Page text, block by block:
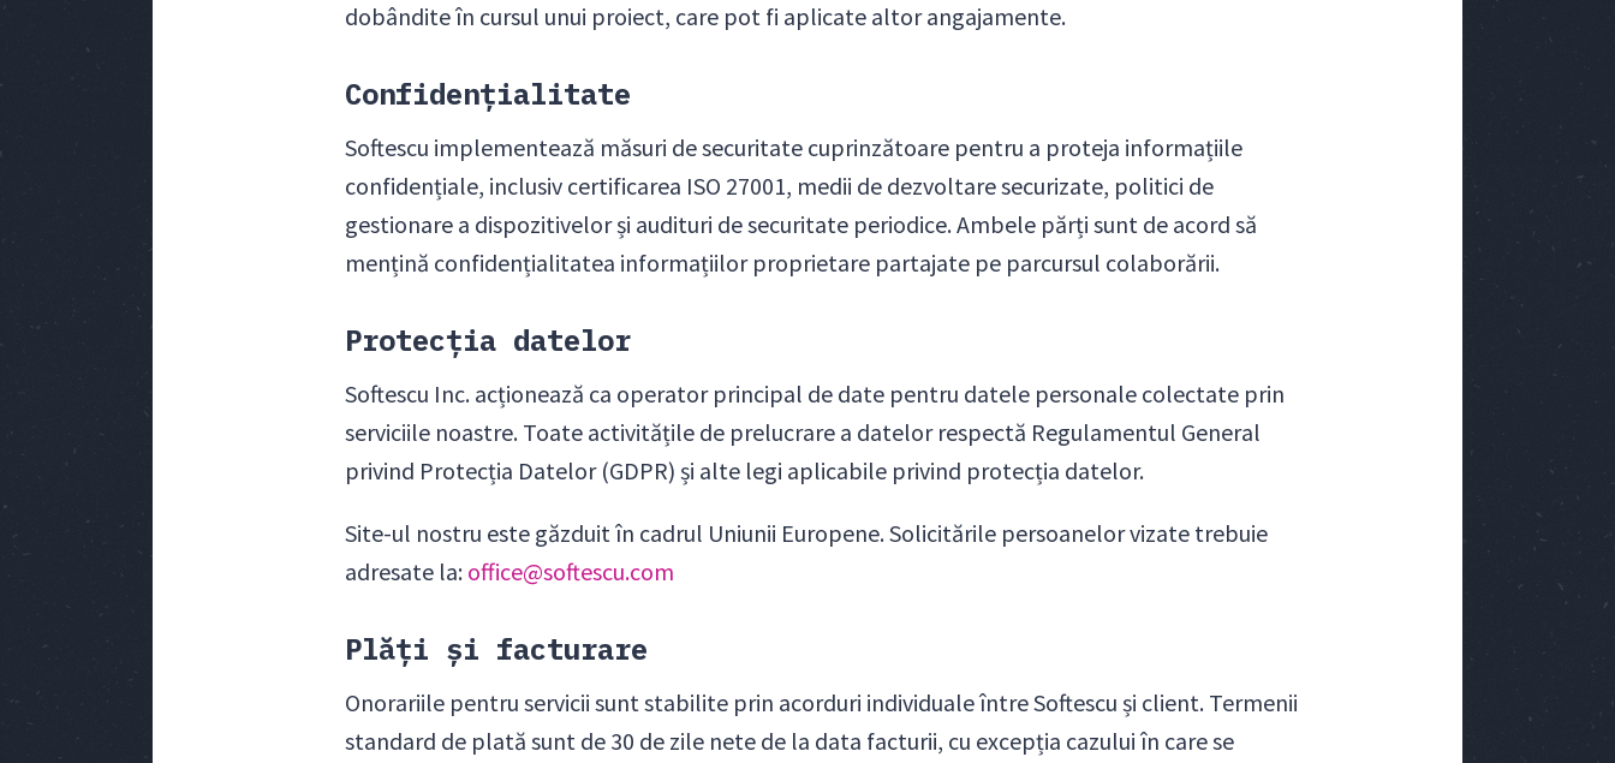
dobândite în cursul unui proiect, care pot fi aplicate altor angajamente.
Confidențialitate
Softescu implementează măsuri de securitate cuprinzătoare pentru a proteja informațiile
confidențiale, inclusiv certificarea ISO 27001, medii de dezvoltare securizate, politici de
gestionare a dispozitivelor și audituri de securitate periodice. Ambele părți sunt de acord să
mențină confidențialitatea informațiilor proprietare partajate pe parcursul colaborării.
Protecția datelor
Softescu Inc. acționează ca operator principal de date pentru datele personale colectate prin
serviciile noastre. Toate activitățile de prelucrare a datelor respectă Regulamentul General
privind Protecția Datelor (GDPR) și alte legi aplicabile privind protecția datelor.
Site-ul nostru este găzduit în cadrul Uniunii Europene. Solicitările persoanelor vizate trebuie
adresate la: office@softescu.com
Plăți și facturare
Onorariile pentru servicii sunt stabilite prin acorduri individuale între Softescu și client. Termenii
standard de plată sunt de 30 de zile nete de la data facturii, cu excepția cazului în care se